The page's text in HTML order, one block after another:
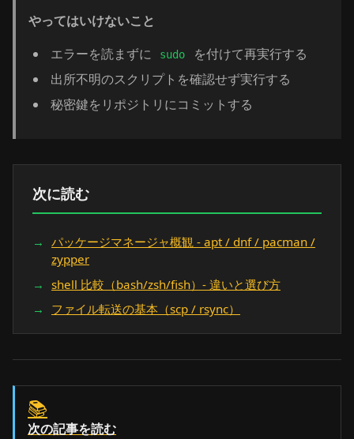
やってはいけないこと
エラーを読まずに
sudo
を付けて再実行する
出所不明のスクリプトを確認せず実行する
秘密鍵をリポジトリにコミットする
次に読む
パッケージマネージャ概観 - apt / dnf / pacman /
zypper
shell 比較（bash/zsh/fish）- 違いと選び方
ファイル転送の基本（scp / rsync）
📚
次の記事を読む